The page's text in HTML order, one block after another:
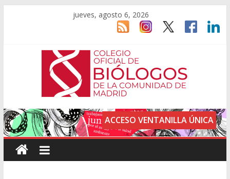
jueves, agosto 6, 2026
ACCESO VENTANILLA ÚNICA